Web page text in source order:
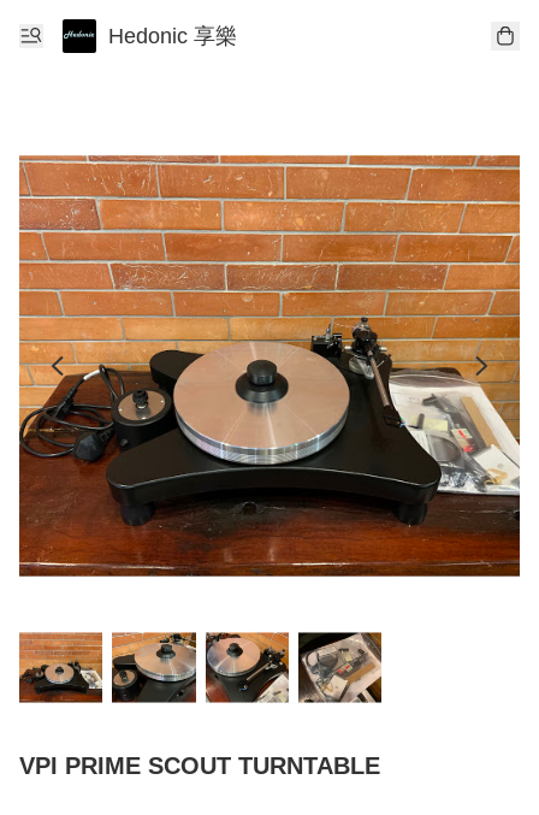
Hedonic 享樂
VPI PRIME SCOUT TURNTABLE